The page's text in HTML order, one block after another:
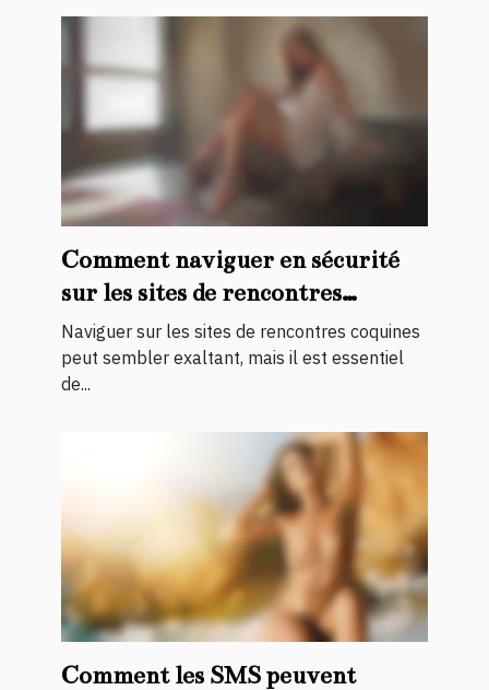
Comment naviguer en sécurité
sur les sites de rencontres
coquines ?
Naviguer sur les sites de rencontres coquines
peut sembler exaltant, mais il est essentiel
de...
Comment les SMS peuvent